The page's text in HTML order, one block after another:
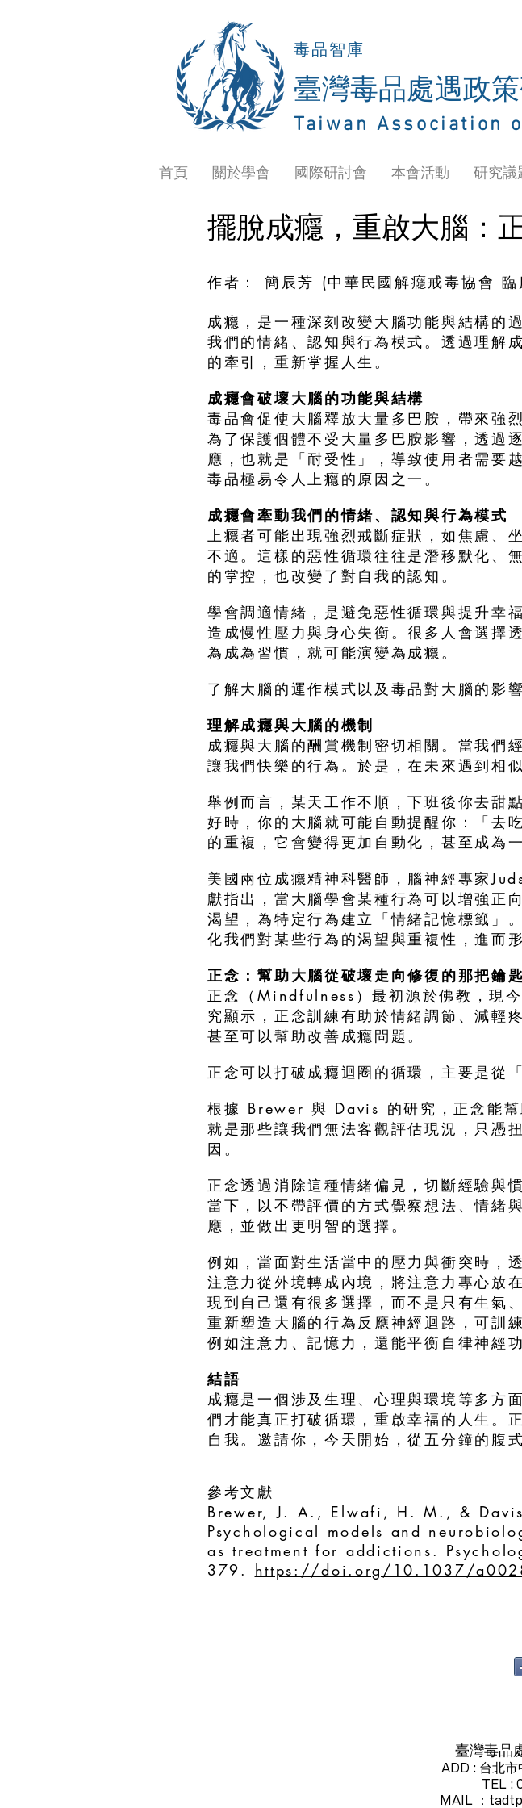
毒品智庫
臺灣毒品處遇政
Taiwan Association
首頁 關於學會 國際研討會 本會活動 研究議
擺脫成癮，重啟大腦：
作者： 簡辰芳​ (中華民國解癮戒毒協會 臨
成癮，是一種深刻改變大腦功能與結構的
我們的情緒、認知與行為模式。透過理解
的牽引，重新掌握人生。
成癮會破壞大腦的功能與結構
毒品會促使大腦釋放大量多巴胺，帶來強
為了保護個體不受大量多巴胺影響，透過
應，也就是「耐受性」，導致使用者需要
毒品極易令人上癮的原因之一。
成癮會牽動我們的情緒、認知與行為模式
上癮者可能出現強烈戒斷症狀，如焦慮、
不適。這樣的惡性循環往往是潛移默化、
的掌控，也改變了對自我的認知。
學會調適情緒，是避免惡性循環與提升幸
造成慢性壓力與身心失衡。很多人會選擇
為成為習慣，就可能演變為成癮。
了解大腦的運作模式以及毒品對大腦的影
理解成癮與大腦的機制
成癮與大腦的酬賞機制密切相關。當我們
讓我們快樂的行為。於是，在未來遇到相
舉例而言，某天工作不順，下班後你去甜
好時，你的大腦就可能自動提醒你：「去
的重複，它會變得更加自動化，甚至成為
美國兩位成癮精神科醫師，腦神經專家
獻指出，當大腦學會某種行為可以增強正
渴望，為特定行為建立「情緒記憶標籤」
化我們對某些行為的渴望與重複性，進而
正念：幫助大腦從破壞走向修復的那把鑰匙
正念（Mindfulness）最初源於佛教，現
究顯示，正念訓練有助於情緒調節、減輕
甚至可以幫助改善成癮問題。
正念可以打破成癮迴圈的循環，主要是從
根據 Brewer 與 Davis 的研究，正念能
就是那些讓我們無法客觀評估現況，只憑
因。
正念透過消除這種情緒偏見，切斷經驗與
當下，以不帶評價的方式覺察想法、情緒
應，並做出更明智的選擇。
例如，當面對生活當中的壓力與衝突時
注意力從外境轉成內境，將注意力專心放
現到自己還有很多選擇，而不是只有生氣
重新塑造大腦的行為反應神經迴路，可訓
例如注意力、記憶力，還能平衡自律神經
結語
成癮是一個涉及生理、心理與環境等多方
們才能真正打破循環，重啟幸福的人生。
自我。邀請你，今天開始，從五分鐘的腹
參考文獻
Brewer, J. A., Elwafi, H. M., &
Psychological models and
as treatment for addictions.
379. https://doi.org/10.1037/
臺灣毒品
ADD : 台北市
TEL :
MAIL ：